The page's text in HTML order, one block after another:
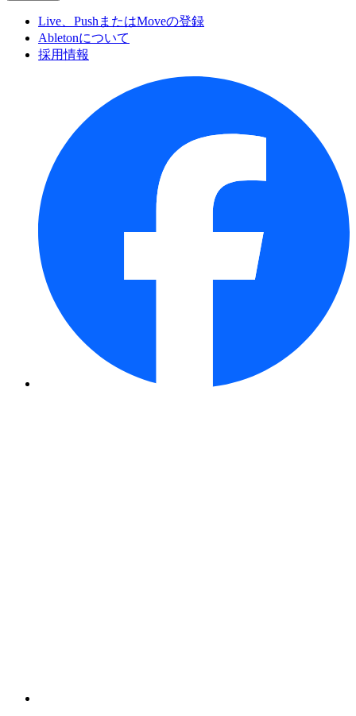
Live、PushまたはMoveの登録
Abletonについて
採用情報